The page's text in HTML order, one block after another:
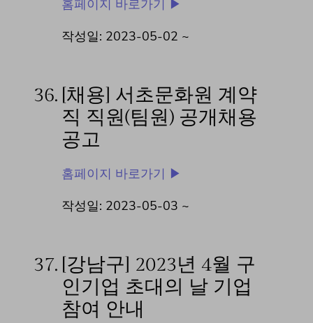
홈페이지 바로가기 ▶
작성일: 2023-05-02 ~
36. [채용] 서초문화원 계약
직 직원(팀원) 공개채용
공고
홈페이지 바로가기 ▶
작성일: 2023-05-03 ~
37. [강남구] 2023년 4월 구
인기업 초대의 날 기업
참여 안내